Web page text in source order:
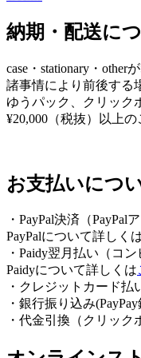
ー
シ
ョ
ン
納期・配送に
case・stationary・other
諸事情により前後する
ゆうパック、クリック
¥20,000（税抜）以上
お支払いにつ
・PayPal決済（PayPal
PayPalについて詳しく
・Paidy翌⽉払い（コン
Paidyについて詳しくは
・クレジットカード払
・銀行振り込み
・代金引換（クリッ